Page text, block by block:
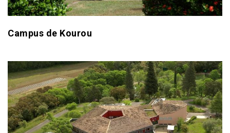
Campus de Kourou